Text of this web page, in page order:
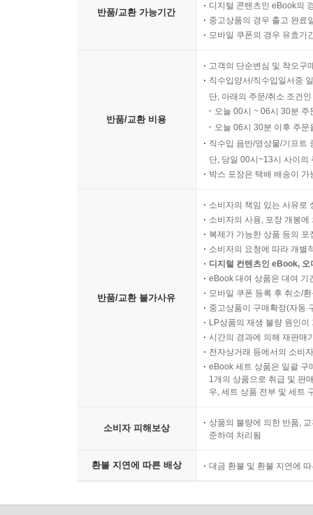
상품을 홍보하는 영상 생성하기
알아두기·소라(Sora)의 특정 인물 캐릭터 거부
06 스토리가 연결된 카페 홍보 영상 만들기
스토리보드에 장면 연출하기
Extend 기능으로 추가 영상 생성하기
알아두기·스토리보드 기능으로 인물 동일성 유지
07 자막이 있는 영상 생성하기
알아두기·영상 전체 길이 설정 노하우
08 영상을 유지하면서 특정 부분 수정하기
홍보 영상 생성하기
인물과 배경을 부분적으로 수정하기
알아두기·영상을 수정하는 Remix 기능
09 홍보 음악을 작곡하기 위한 챗GPT 활용하기
알아두기·대중음악의 일반 구조
10 음악 창작을 위한 수노(Suno) 알아보기
Create 작업 영역
반품/교환 가능기간
디지털 콘텐츠인 eBook의
중고상품의 경우 출고 완료
모바일 쿠폰의 경우 유효기
반품/교환 비용
고객의 단순변심 및 착오구
직수입양서/직수입일서중
단, 아래의 주문/취소 조건
오늘 00시 ~ 06시 30분
오늘 06시 30분 이후 주
직수입 음반/영상물/기프트
단, 당일 00시~13시 사이의
박스 포장은 택배 배송이
반품/교환 불가사유
소비자의 책임 있는 사유로
소비자의 사용, 포장 개봉
복제가 가능한 상품 등의
소비자의 요청에 따라 개별
디지털 컨텐츠인 eBook,
eBook 대여 상품은 대여 기
모바일 쿠폰 등록 후 취소/
중고상품이 구매확정(자동
LP상품의 재생 불량 원인
시간의 경과에 의해 재판매
전자상거래 등에서의 소비
eBook 세트 상품은 일괄 구
1개의 상품으로 취급 및 판
우, 세트 상품 전부 및 세트
소비자 피해보상
상품의 불량에 의한 반품,
준하여 처리됨
환불 지연에 따른 배상 대금 환불 및 환불 지연에